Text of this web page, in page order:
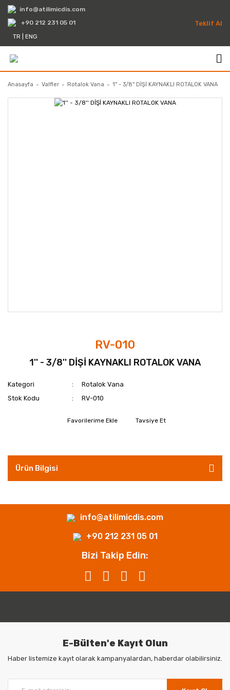
info@atilimicdis.com
+90 212 231 05 01
TR
ENG
Teklif Al
Anasayfa Valfler Rotalok Vana 1'' - 3/8'' DİŞİ KAYNAKLI ROTALOK VANA
RV-010
1'' - 3/8'' DİŞİ KAYNAKLI ROTALOK VANA
Kategori
Rotalok Vana
Stok Kodu
RV-010
Tavsiye Et
Ürün Bilgisi
info@atilimicdis.com
+90 212 231 05 01
Bizi Takip Edin:
E-Bülten'e Kayıt Olun
Haber listemize kayıt olarak kampanyalardan, haberdar olabilirsiniz.